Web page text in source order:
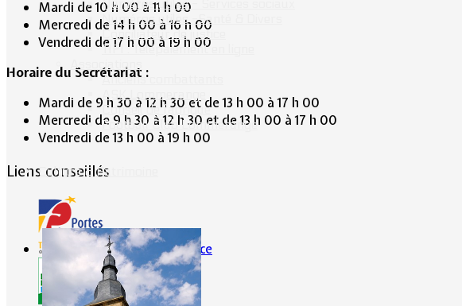
Numéros utiles - Services sociaux
Numéros utiles -Santé & Divers
Conciliateur de justice
TIPI : Télépaiement en ligne
Associations
Anciens combattants
ASK Lommerange
Conseil de fabrique
Football Club Lommerange
Culture & Patrimoine
Mardi de 10 h 00 à 11 h 00
Mercredi de 14 h 00 à 16 h 00
Vendredi de 17 h 00 à 19 h 00
Horaire du Secrétariat :
Mardi de 9 h 30 à 12 h 30 et de 13 h 00 à 17 h 00
Mercredi de 9 h 30 à 12 h 30 et de 13 h 00 à 17 h 00
Vendredi de 13 h 00 à 19 h 00
Liens conseillés
Portes de France